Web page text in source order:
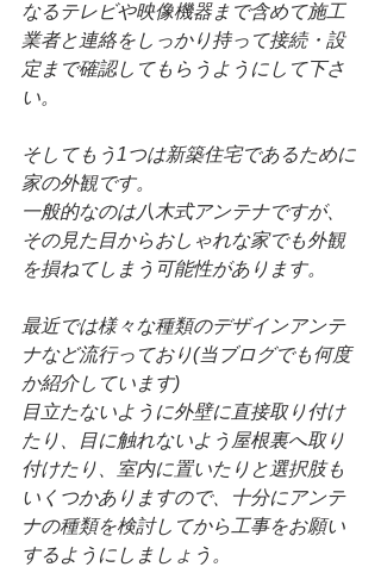
なるテレビや映像機器まで含めて施工
業者と連絡をしっかり持って接続・設
定まで確認してもらうようにして下さ
い。
そしてもう1つは新築住宅であるために
家の外観です。
一般的なのは八木式アンテナですが、
その見た目からおしゃれな家でも外観
を損ねてしまう可能性があります。
最近では様々な種類のデザインアンテ
ナなど流行っており(当ブログでも何度
か紹介しています)
目立たないように外壁に直接取り付け
たり、目に触れないよう屋根裏へ取り
付けたり、室内に置いたりと選択肢も
いくつかありますので、十分にアンテ
ナの種類を検討してから工事をお願い
するようにしましょう。